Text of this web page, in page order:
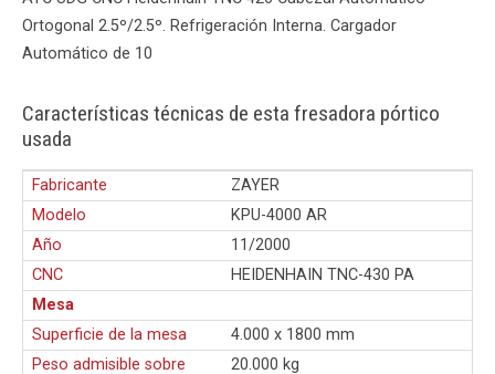
Ortogonal 2.5º/2.5º. Refrigeración Interna. Cargador
Automático de 10
Características técnicas de esta fresadora pórtico
usada
Fabricante
ZAYER
Modelo
KPU-4000 AR
Año
11/2000
CNC
HEIDENHAIN TNC-430 PA
Mesa
Superficie de la mesa
4.000 x 1800 mm
Peso admisible sobre
20.000 kg